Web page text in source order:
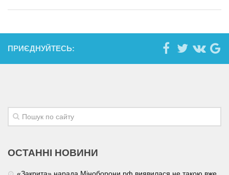
ПРИЄДНУЙТЕСЬ:
ОСТАННІ НОВИНИ
«Закрита» нарада Міноборони рф виявилася не такою вже